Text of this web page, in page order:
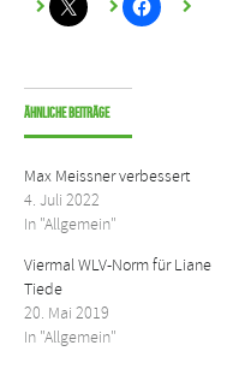
Ähnliche Beiträge
Max Meissner verbessert
4. Juli 2022
In "Allgemein"
Viermal WLV-Norm für Liane
Tiede
20. Mai 2019
In "Allgemein"